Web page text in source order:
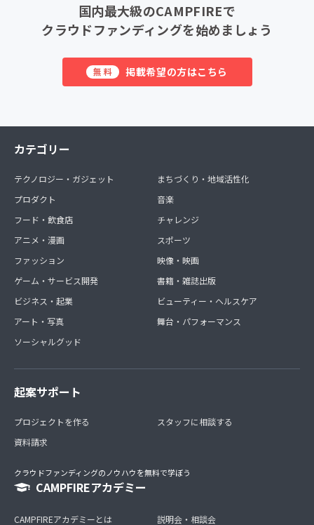
国内最大級のCAMPFIREで
クラウドファンディングを始めましょう
無料 掲載希望の方はこちら
カテゴリー
テクノロジー・ガジェット
プロダクト
フード・飲食店
アニメ・漫画
ファッション
ゲーム・サービス開発
ビジネス・起業
アート・写真
ソーシャルグッド
まちづくり・地域活性化
音楽
チャレンジ
スポーツ
映像・映画
書籍・雑誌出版
ビューティー・ヘルスケア
舞台・パフォーマンス
起案サポート
プロジェクトを作る
資料請求
スタッフに相談する
クラウドファンディングのノウハウを無料で学ぼう
CAMPFIREアカデミー
CAMPFIREアカデミーとは
説明会・相談会